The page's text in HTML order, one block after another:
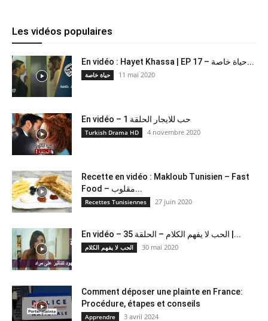
Les vidéos populaires
En vidéo : Hayet Khassa | EP 17 – حياة خاصة...
حياة خاصة 11 mai 2020
En vidéo – حب للايجار الحلقة 1
Turkish Drama HD 4 novembre 2020
Recette en vidéo : Makloub Tunisien – Fast
Food – مقلوب...
Recettes Tunisiennes 27 juin 2020
En vidéo – الحب لا يفهم الكلام – الحلقة 35 |...
الحب لا يفهم الكلام 30 mai 2020
Comment déposer une plainte en France:
Procédure, étapes et conseils
Apprendre 3 avril 2024